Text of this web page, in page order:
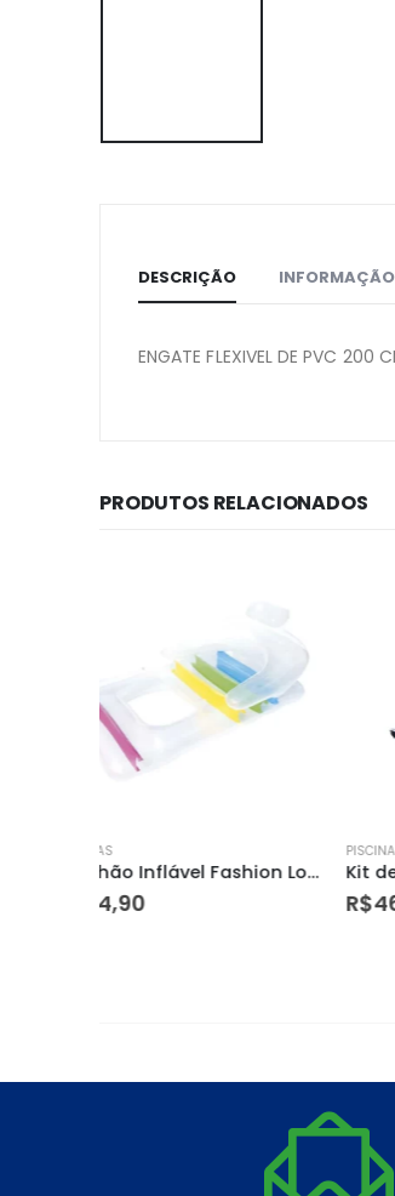
DESCRIÇÃO
ENGATE FLEXIVEL DE PVC 200
PRODUTOS RELACIONADOS
PISCINAS
Kit de Manutenção para Piscina – Mor
R$463,55